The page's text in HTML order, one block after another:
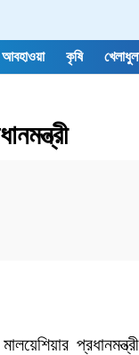
আবহাওয়া কৃষি
প্রধানমন্ত্রী